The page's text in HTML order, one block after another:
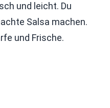
und leicht. Du
Salsa machen.
und Frische.